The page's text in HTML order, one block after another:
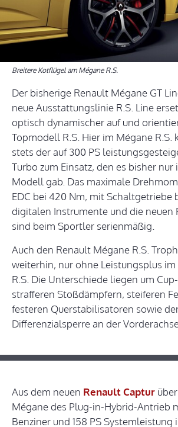
Breitere Kotflügel am Mégane R.S.
Der bisherige Renault Mégane GT
neue Ausstattungslinie R.S. Line
optisch dynamischer auf und
Topmodell R.S. Hier im Mégane
stets der auf 300 PS
Turbo zum Einsatz, den es bisher nur
Modell gab. Das maximale
EDC bei 420 Nm, mit Schaltgetriebe
digitalen Instrumente und die neuen
sind beim Sportler serienmäßig.
Auch den Renault Mégane R.S.
weiterhin, nur ohne Leistungsplus im
R.S. Die Unterschiede liegen um
strafferen Stoßdämpfern, steiferen
festeren Querstabilisatoren sowie
Differenzialsperre an der
Aus dem neuen Renault Captur
Mégane des Plug-in-Hybrid-Antrieb
Benziner und 158 PS Systemleistung